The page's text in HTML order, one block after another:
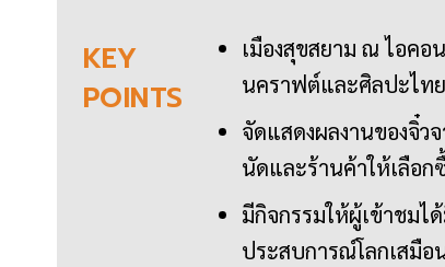
KEY
POINTS
เมืองสุขสยาม ณ ไอคอ
นคราฟต์และศิลปะไท
จัดแสดงผลงานของจิ๋
นัดและร้านค้าให้เลือก
มีกิจกรรมให้ผู้เข้าชมไ
ประสบการณ์โลกเสมือ